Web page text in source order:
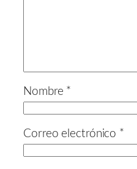
Nombre *
Correo electrónico *